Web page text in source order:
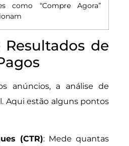
como “Compre Agora”
de
anúncios, a análise de
Aqui estão alguns pontos
(CTR): Mede quantas